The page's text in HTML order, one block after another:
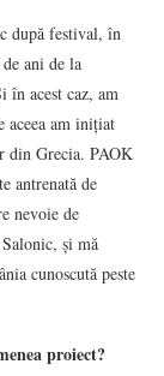
după festival, în
ani de la
acest caz, am
aceea am inițiat
din Grecia. PAOK
antrenată de
nevoie de
și mă
cunoscută peste
proiect?